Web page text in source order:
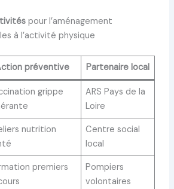
pour l’aménagement
à l’activité physique
préventive Partenaire local
grippe
ARS Pays de la
Loire
nutrition
Centre social
local
premiers
Pompiers
volontaires